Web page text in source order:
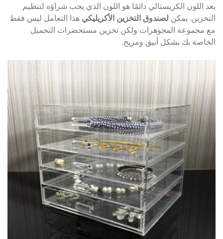
يعد اللون الكريستالي دائمًا هو اللون الذي يجب شراؤه لتنظيم
التخزين. يمكن لصندوق التخزين الأكريليكي هذا التعامل ليس فقط
مع مجموعة المجوهرات ولكن تخزين مستحضرات التجميل
الخاصة بك بشكل أنيق ومريح.